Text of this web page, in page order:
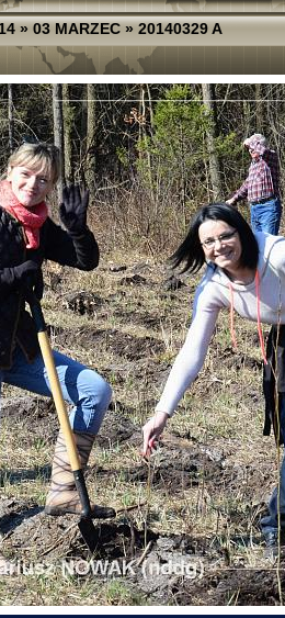
»03 MARZEC»20140329 A